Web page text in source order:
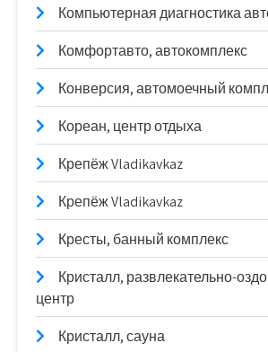
Компьютерная диагностика
Комфортавто, автокомплекс
Конверсия, автомоечный
Кореан, центр отдыха
Крепёж Vladikavkaz
Крепёж Vladikavkaz
Кресты, банный комплекс
Кристалл, развлекательно-
центр
Кристалл, сауна